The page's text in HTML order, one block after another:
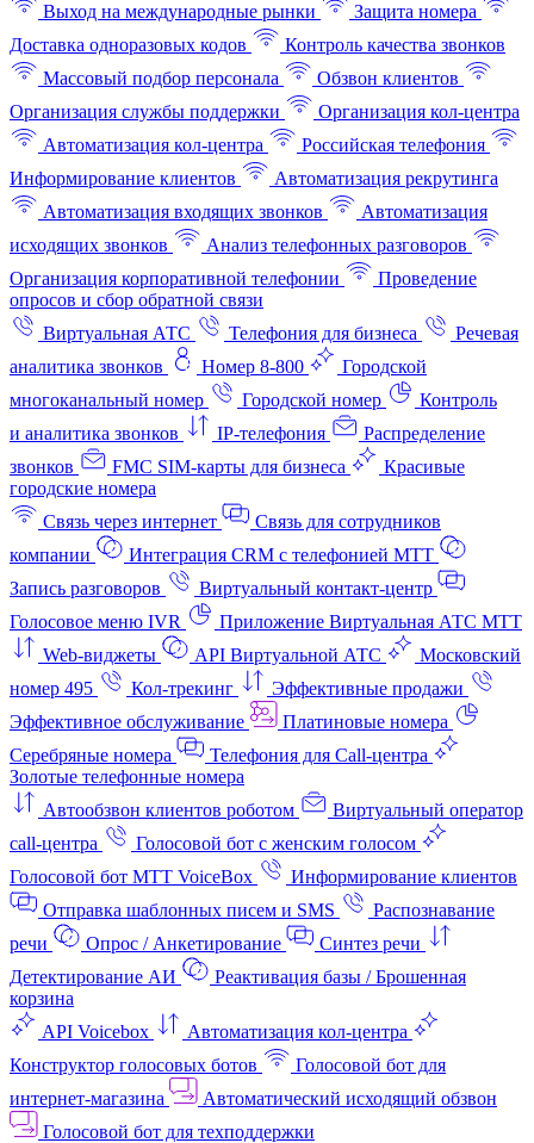
Выход на международные рынки
Защита номера
Доставка одноразовых кодов
Контроль качества звонков
Массовый подбор персонала
Обзвон клиентов
Организация службы поддержки
Организация кол-центра
Автоматизация кол-центра
Российская телефония
Информирование клиентов
Автоматизация рекрутинга
Автоматизация входящих звонков
Автоматизация
исходящих звонков
Анализ телефонных разговоров
Организация корпоративной телефонии
Проведение
опросов и сбор обратной связи
Виртуальная АТС
Телефония для бизнеса
Речевая
аналитика звонков
Номер 8-800
Городской
многоканальный номер
Городской номер
Контроль
и аналитика звонков
IP-телефония
Распределение
звонков
FMC SIM-карты для бизнеса
Красивые
городские номера
Связь через интернет
Связь для сотрудников
компании
Интеграция CRM с телефонией МТТ
Запись разговоров
Виртуальный контакт‑центр
Голосовое меню IVR
Приложение Виртуальная АТС МТТ
Web-виджеты
API Виртуальной АТС
Московский
номер 495
Кол-трекинг
Эффективные продажи
Эффективное обслуживание
Платиновые номера
Серебряные номера
Телефония для Call-центра
Золотые телефонные номера
Автообзвон клиентов роботом
Виртуальный оператор
call-центра
Голосовой бот с женским голосом
Голосовой бот МТТ VoiceBox
Информирование клиентов
Отправка шаблонных писем и SMS
Распознавание
речи
Опрос / Анкетирование
Синтез речи
Детектирование АИ
Реактивация базы / Брошенная
корзина
API Voicebox
Автоматизация кол‑центра
Конструктор голосовых ботов
Голосовой бот для
интернет‑магазина
Автоматический исходящий обзвон
Голосовой бот для техподдержки